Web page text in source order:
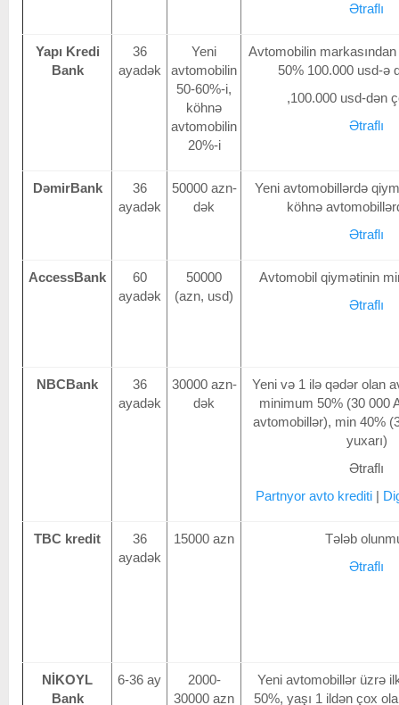
Ətraflı
Yapı Kredi
Bank
36
ayadək
Yeni
avtomobilin
50-60%-i,
köhnə
avtomobilin
20%-i
Avtomobilin markasından
50% 100.000 usd-ə
,100.000 usd-dən
Ətraflı
DəmirBank
36
ayadək
50000 azn-
dək
Yeni avtomobillərdə
köhnə
Ətraflı
AccessBank
60
ayadək
50000
(azn, usd)
Avtomobil qiymətinin
Ətraflı
NBCBank
36
ayadək
30000 azn-
dək
Yeni və 1 ilə qədər olan
minimum 50% (30 000
avtomobillər), min 40%
yuxarı)
Ətraflı
Partnyor аvto krediti|
TBC kredit
36
ayadək
15000 azn
Tələb
Ətraflı
NİKOYL
Bank
6-36 ay
2000-
30000 azn
Yeni avtomobillər üzrə
50%, yaşı 1 ildən çox